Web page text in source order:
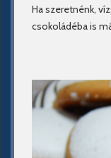
Ha szeretnénk,
csokoládéba is